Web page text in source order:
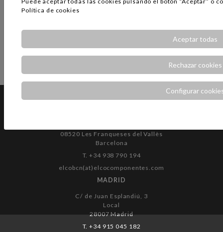
08520 Les Franqueses del Vallès
Barcelona
T. +34 938 790 194
elcobcn(at)elcocomponentes.com
MADRID
C/ de Juan Esplandiú, 3
Local
28007 Madrid
T. +34 915 045 182
Política de cookies
Aceptar todas
Rechazar cookies
Configurar